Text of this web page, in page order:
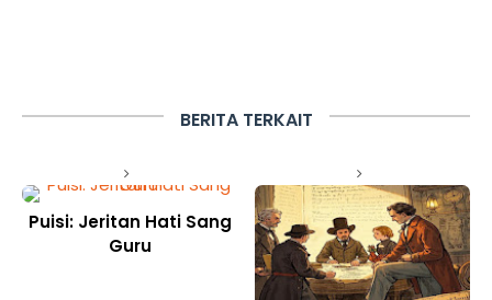
BERITA TERKAIT
Puisi: Jeritan Hati Sang
Guru